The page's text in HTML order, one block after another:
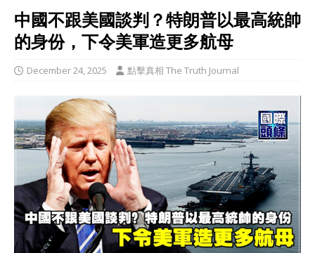
中國不跟美國談判？特朗普以最高統帥
的身份，下令美軍造更多航母
December 24, 2025 點擊真相 The Truth Journal